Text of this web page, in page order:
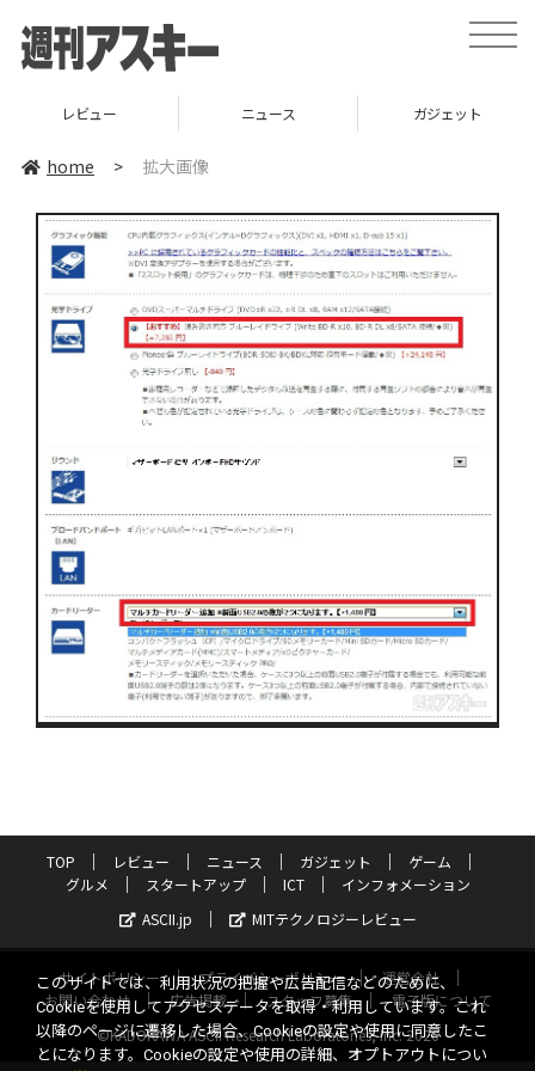
toggle
レビュー ニュース ガジェット
home > 拡大画像
TOP レビュー ニュース ガジェット
ゲーム
グルメ
スタートアップ ICT
インフォメーション
ASCII.jp
MITテクノロジーレビュー
サイトポリシー プライバシーポリシー
運営会社
お問い合わせ
広告掲載 スタッフ募集
電子版について
©KADOKAWA ASCII Research Laboratories, Inc. 2026
このサイトでは、利用状況の把握や広告配信などのために、
Cookieを使用してアクセスデータを取得・利用しています。これ
以降のページに遷移した場合、Cookieの設定や使用に同意したこ
とになります。Cookieの設定や使用の詳細、オプトアウトについ